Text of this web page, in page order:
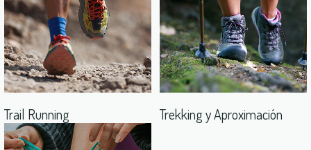
Trail Running Trekking y Aproximación